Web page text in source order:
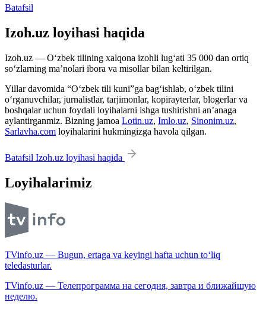
Batafsil
Izoh.uz loyihasi haqida
Izoh.uz — O‘zbek tilining xalqona izohli lug‘ati 35 000 dan ortiq
so‘zlarning ma’nolari ibora va misollar bilan keltirilgan.
Yillar davomida “O‘zbek tili kuni”ga bag‘ishlab, o‘zbek tilini
o‘rganuvchilar, jurnalistlar, tarjimonlar, kopirayterlar, blogerlar va
boshqalar uchun foydali loyihalarni ishga tushirishni an’anaga
aylantirganmiz. Bizning jamoa Lotin.uz, Imlo.uz, Sinonim.uz,
Sarlavha.com loyihalarini hukmingizga havola qilgan.
Batafsil Izoh.uz loyihasi haqida
Loyihalarimiz
TVinfo.uz — Bugun, ertaga va keyingi hafta uchun to‘liq
teledasturlar.
TVinfo.uz — Телепрограмма на сегодня, завтра и ближайшую
неделю.